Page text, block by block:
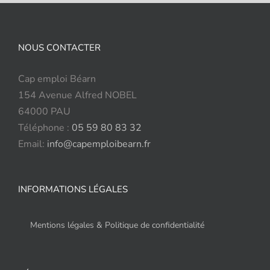
NOUS CONTACTER
Cap emploi Béarn
154 Avenue Alfred NOBEL
64000 PAU
Téléphone : 05 59 80 83 32
Email: info@capemploibearn.fr
INFORMATIONS LÉGALES
Mentions légales & Politique de confidentialité